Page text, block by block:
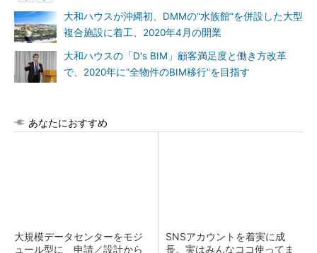
大和ハウスが沖縄初、DMMの“水族館”を併設した大型
複合施設に着工、2020年4月の開業
大和ハウスの「D's BIM」顧客満足度と働き方改革
で、2020年に“全物件のBIM移行”を目指す
あなたにおすすめ
大規模データセンターをモジ
ュール型に 申請／設計から
SNSアカウントを着実に成
長。実はみんなココ使ってま